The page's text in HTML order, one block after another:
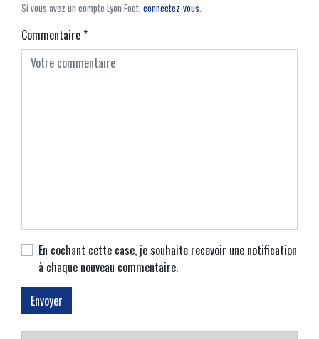
Si vous avez un compte Lyon Foot, connectez-vous
Commentaire*
En cochant cette case, je souhaite recevoir une notification
à chaque nouveau commentaire.